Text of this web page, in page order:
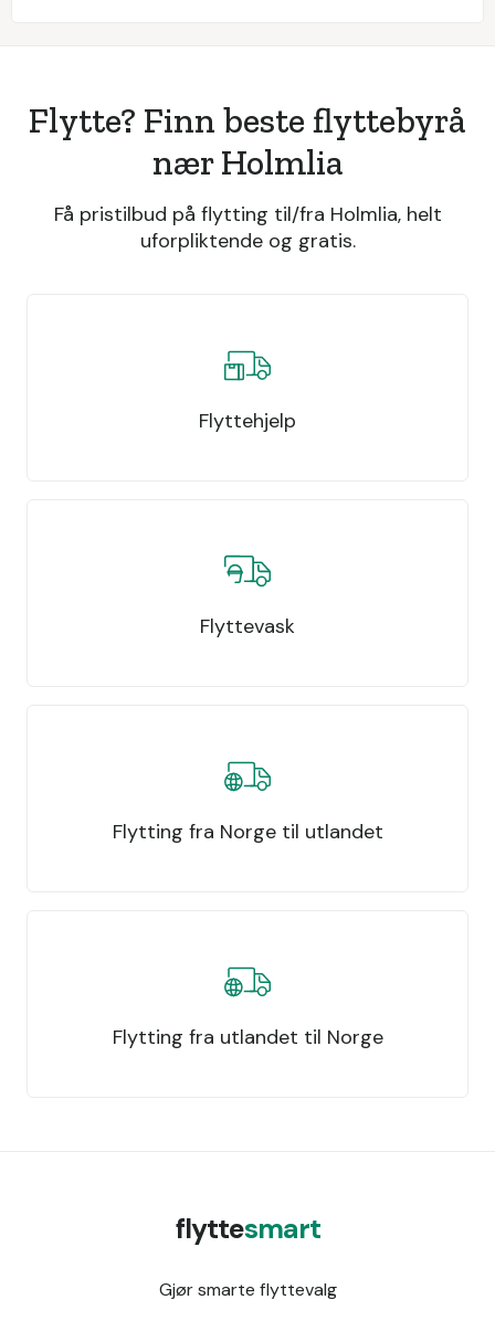
Flytte? Finn beste flyttebyrå
nær Holmlia
Få pristilbud på flytting til/fra Holmlia, helt
uforpliktende og gratis.
Flyttehjelp
Flyttevask
Flytting fra Norge til utlandet
Flytting fra utlandet til Norge
flyttesmart
Gjør smarte flyttevalg